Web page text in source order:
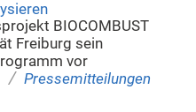
BIOCOMBUST
Freiburg sein
vor
/ Pressemitteilungen